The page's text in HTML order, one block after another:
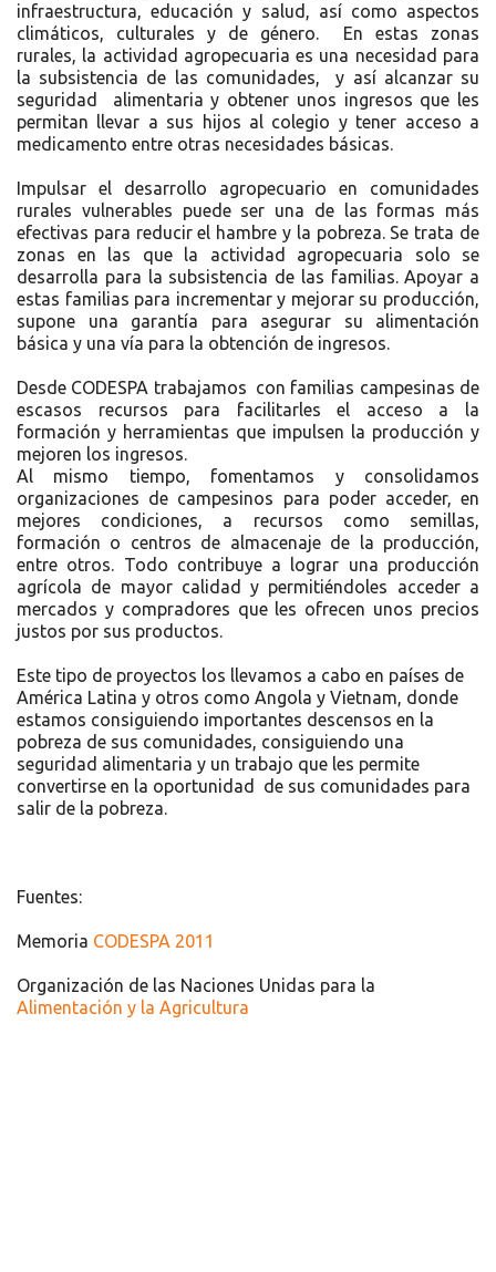
infraestructura, educación y salud, así como aspectos
climáticos, culturales y de género. En estas zonas
rurales, la actividad agropecuaria es una necesidad para
la subsistencia de las comunidades, y así alcanzar su
seguridad alimentaria y obtener unos ingresos que les
permitan llevar a sus hijos al colegio y tener acceso a
medicamento entre otras necesidades básicas.
Impulsar el desarrollo agropecuario en comunidades
rurales vulnerables puede ser una de las formas más
efectivas para reducir el hambre y la pobreza. Se trata de
zonas en las que la actividad agropecuaria solo se
desarrolla para la subsistencia de las familias. Apoyar a
estas familias para incrementar y mejorar su producción,
supone una garantía para asegurar su alimentación
básica y una vía para la obtención de ingresos.
Desde CODESPA trabajamos con familias campesinas de
escasos recursos para facilitarles el acceso a la
formación y herramientas que impulsen la producción y
mejoren los ingresos.
Al mismo tiempo, fomentamos y consolidamos
organizaciones de campesinos para poder acceder, en
mejores condiciones, a recursos como semillas,
formación o centros de almacenaje de la producción,
entre otros. Todo contribuye a lograr una producción
agrícola de mayor calidad y permitiéndoles acceder a
mercados y compradores que les ofrecen unos precios
justos por sus productos.
Este tipo de proyectos los llevamos a cabo en países de
América Latina y otros como Angola y Vietnam, donde
estamos consiguiendo importantes descensos en la
pobreza de sus comunidades, consiguiendo una
seguridad alimentaria y un trabajo que les permite
convertirse en la oportunidad de sus comunidades para
salir de la pobreza.
Fuentes:
Memoria CODESPA 2011
Organización de las Naciones Unidas para la
Alimentación y la Agricultura